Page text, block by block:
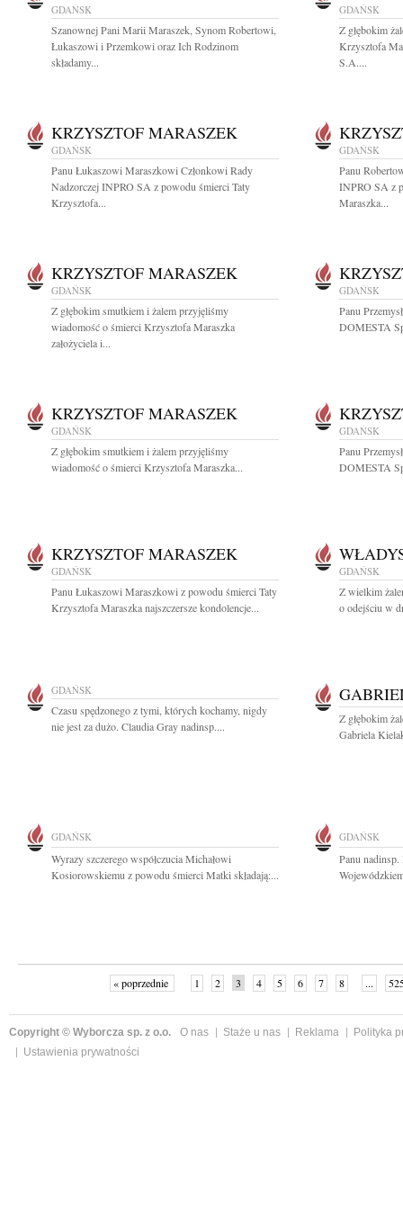
GDAŃSK
Szanownej Pani Marii Maraszek, Synom Robertowi,
Łukaszowi i Przemkowi oraz Ich Rodzinom
składamy...
GDAŃSK
Z głębokim
Krzysztofa
S.A....
KRZYSZTOF MARASZEK
GDAŃSK
Panu Łukaszowi Maraszkowi Członkowi Rady
Nadzorczej INPRO SA z powodu śmierci Taty
Krzysztofa...
GDAŃSK
Panu
INPRO SA z
Maraszka...
KRZYSZTOF MARASZEK
GDAŃSK
Z głębokim smutkiem i żalem przyjęliśmy
wiadomość o śmierci Krzysztofa Maraszka
założyciela i...
GDAŃSK
Panu
DOMESTA
KRZYSZTOF MARASZEK
GDAŃSK
Z głębokim smutkiem i żalem przyjęliśmy
wiadomość o śmierci Krzysztofa Maraszka...
GDAŃSK
Panu
DOMESTA
KRZYSZTOF MARASZEK
GDAŃSK
Panu Łukaszowi Maraszkowi z powodu śmierci Taty
Krzysztofa Maraszka najszczersze kondolencje...
GDAŃSK
Z wielkim
o odejściu w
GDAŃSK
Czasu spędzonego z tymi, których kochamy, nigdy
nie jest za dużo. Claudia Gray nadinsp....
Z głębokim
Gabriela
GDAŃSK
Wyrazy szczerego współczucia Michałowi
Kosiorowskiemu z powodu śmierci Matki składają:...
GDAŃSK
Panu
« poprzednie 1 2 3 4 5 6 7 8 ...
Copyright © Wyborcza sp. z o.o. O nas Staże u nas Reklama
Polityka
Ustawienia prywatności